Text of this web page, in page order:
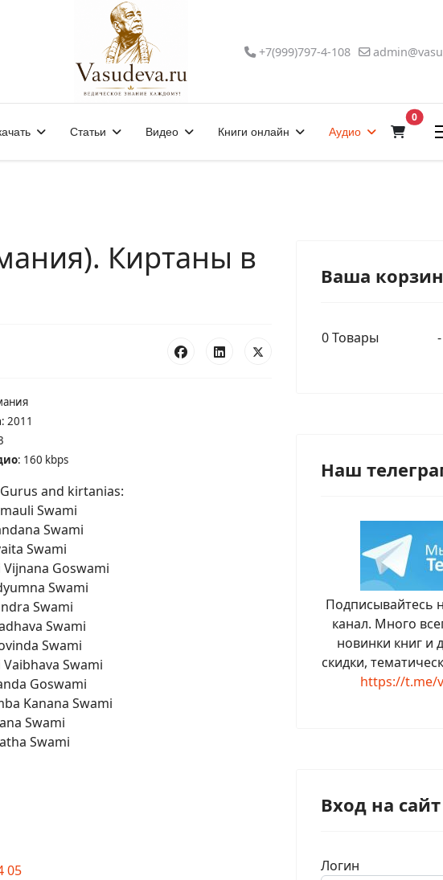
+7(999)797-4-108
Статьи Видео Книги онлайн Аудио
0В
Киртаны в
: 2011
: 160 kbps
and kirtanias:
Swami
Swami
Swami
Vijnana Goswami
Swami
Swami
Swami
Swami
Swami
Goswami
Kanana Swami
Swami
Swami
05
Ваша
0Товары -
Наш
Подписывайтесь
канал. Много
новинки книг и
скидки,
https://t.me/
Вход на сайт
Логин